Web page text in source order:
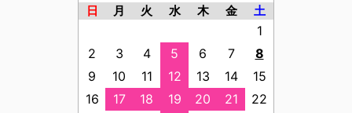
日 月 火 水 木 金 土
1
2
3 4 5 6 7
8
9
10 11 12 13 14
15
16
17 18 19 20 21
22